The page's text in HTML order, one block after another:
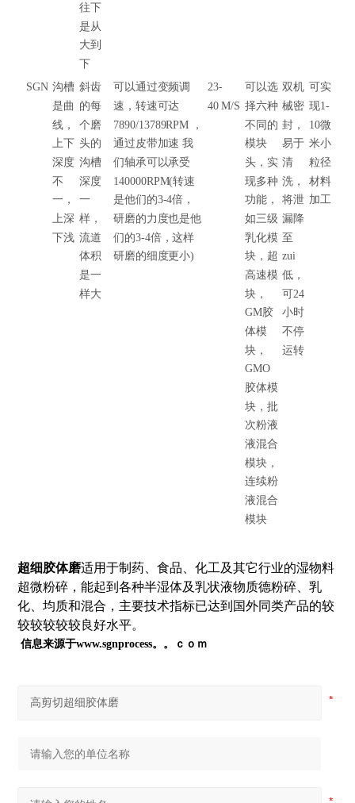
往下
是从
大到
下
SGN 沟槽
是曲
线，
上下
深度
不
一，
上深
下浅
斜齿
的每
个磨
头的
沟槽
深度
一
样，
流道
体积
是一
样大
可以通过变频调
速，转速可达
7890/13789RPM ，
通过皮带加速 我
们轴承可以承受
140000RPM(转速
是他们的3-4倍，
研磨的力度也是他
们的3-4倍，这样
研磨的细度更小)
23-
40 M/S
可以选
择六种
不同的
模块
头，实
现多种
功能，
如三级
乳化模
块，超
高速模
块，
GM胶
体模
块，
GMO
胶体模
块，批
次粉液
液混合
模块，
连续粉
液混合
模块
双机
械密
封，
易于
清
洗，
将泄
漏降
至
zui
低，
可24
小时
不停
运转
可实
现1-
10微
米小
粒径
材料
加工
超细胶体磨适用于制药、食品、化工及其它行业的湿物料
超微粉碎，能起到各种半湿体及乳状液物质德粉碎、乳
化、均质和混合，主要技术指标已达到国外同类产品的较
较较较较较良好水平。
信息来源于www.sgnprocess。。ｃｏｍ